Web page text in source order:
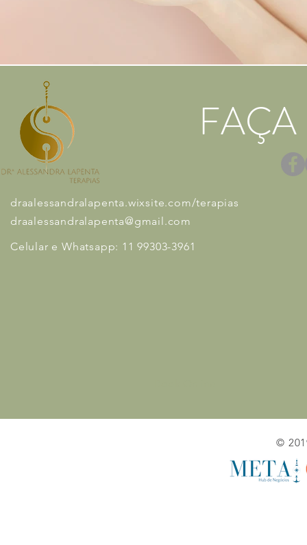
draalessandralapenta.wixsite.com/terapias
draalessandralapenta@gmail.com
Celular e Whatsapp: 11 99303-3961
©